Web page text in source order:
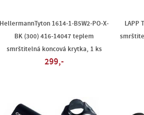
HellermannTyton 1614-1-B5W2-PO-X-
BK (300) 416-14047 teplem
smrštitelná koncová krytka, 1 ks
299,-
LAPP